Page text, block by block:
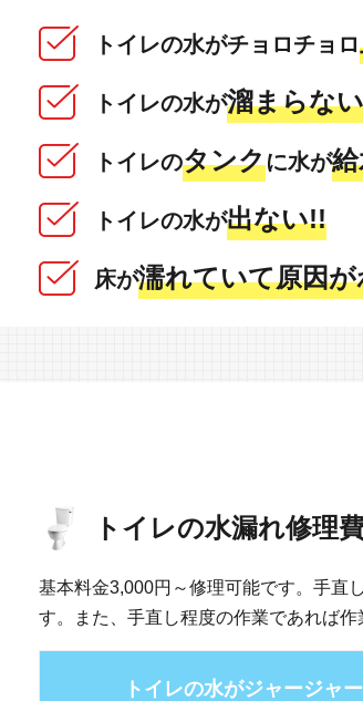
トイレの水がチョロチョロ
トイレの水が溜まらな
トイレのタンクに水が
トイレの水が出ない!!
床が濡れていて原因
トイレの水漏れ修理
基本料金3,000円～修理可能です。手直
す。また、手直し程度の作業であれば
トイレの水がジャージャ